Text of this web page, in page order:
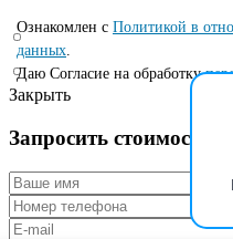
Ознакомлен с Политикой в
данных.
Даю Согласие на обработку
Закрыть
Запросить стоимость